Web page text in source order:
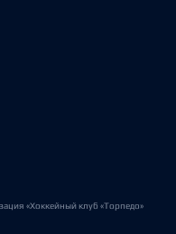
«Хоккейный клуб «Торпедо»